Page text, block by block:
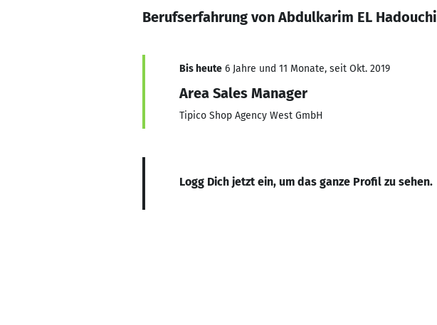
Berufserfahrung von Abdulkarim EL Hadouchi
Bis heute 6 Jahre und 11 Monate, seit Okt. 2019
Area Sales Manager
Tipico Shop Agency West GmbH
Logg Dich jetzt ein, um das ganze Profil zu sehen.